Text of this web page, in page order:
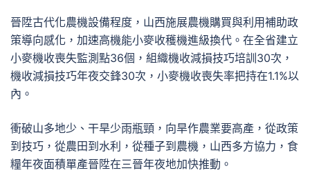
晉陞古代化農機設備程度，山西施展農機購買與利用補助政
策導向感化，加速高機能小麥收穫機進級換代。在全省建立
小麥機收喪失監測點36個，組織機收減損技巧培訓30次，
機收減損技巧年夜交鋒30次，小麥機收喪失率把持在1.1%以
內。
衝破山多地少、干旱少雨瓶頸，向旱作農業要高產，從政策
到技巧，從農田到水利，從種子到農機，山西多方協力，食
糧年夜面積單產晉陞在三晉年夜地加快推動。